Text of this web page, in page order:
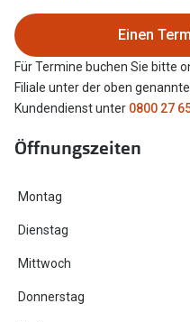
Angebote
Brillen 2 für 1
20% auf selbsttönende
Back to School: 50% auf
Trends
Nuance Audio Brille
Ray-Ban Meta
Oakley Meta
Einen
Für Termine buchen Sie bitte
Filiale unter der oben
Kundendienst unter 0800 27
Öffnungszeiten
Montag
Dienstag
Mittwoch
Donnerstag